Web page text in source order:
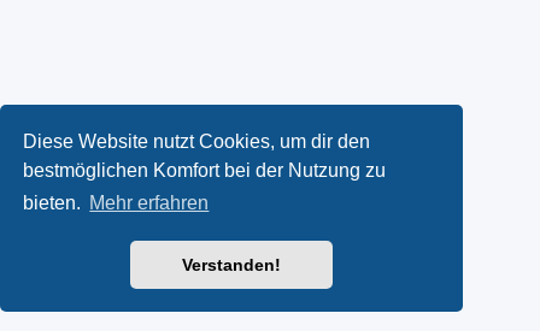
Diese Website nutzt Cookies, um dir den
bestmöglichen Komfort bei der Nutzung zu
bieten. Mehr erfahren
Verstanden!